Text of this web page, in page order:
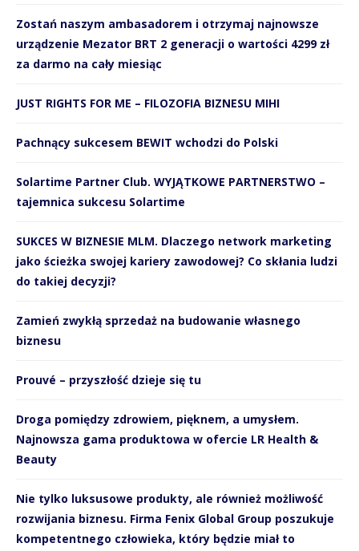
Zostań naszym ambasadorem i otrzymaj najnowsze
urządzenie Mezator BRT 2 generacji o wartości 4299 zł
za darmo na cały miesiąc
JUST RIGHTS FOR ME – FILOZOFIA BIZNESU MIHI
Pachnący sukcesem BEWIT wchodzi do Polski
Solartime Partner Club. WYJĄTKOWE PARTNERSTWO –
tajemnica sukcesu Solartime
SUKCES W BIZNESIE MLM. Dlaczego network marketing
jako ścieżka swojej kariery zawodowej? Co skłania ludzi
do takiej decyzji?
Zamień zwykłą sprzedaż na budowanie własnego
biznesu
Prouvé – przyszłość dzieje się tu
Droga pomiędzy zdrowiem, pięknem, a umysłem.
Najnowsza gama produktowa w ofercie LR Health &
Beauty
Nie tylko luksusowe produkty, ale również możliwość
rozwijania biznesu. Firma Fenix Global Group poszukuje
kompetentnego człowieka, który będzie miał to